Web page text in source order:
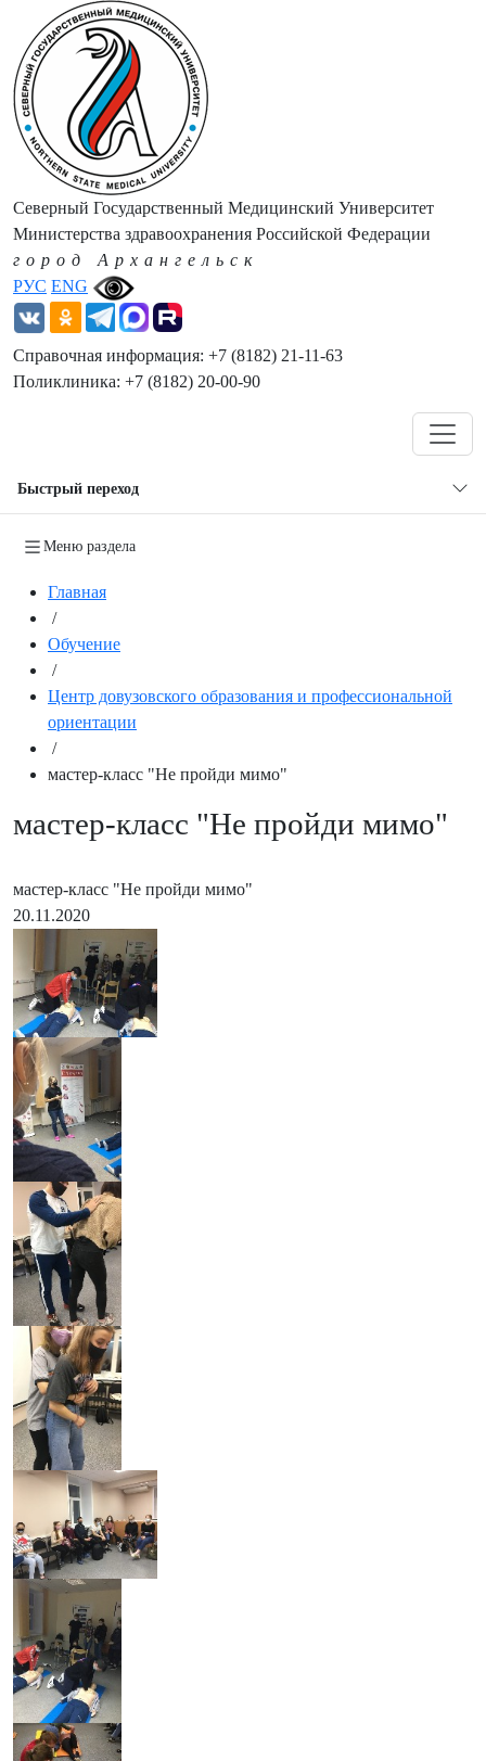
РУС ENG
Северный Государственный Медицинский Университет
Министерства здравоохранения Российской Федерации
город Архангельск
Справочная информация: +7 (8182) 21-11-63
Поликлиника: +7 (8182) 20-00-90
Быстрый переход
Меню раздела
Главная
/
Обучение
/
Центр довузовского образования и профессиональной
ориентации
/
мастер-класс "Не пройди мимо"
мастер-класс "Не пройди мимо"
мастер-класс "Не пройди мимо"
20.11.2020